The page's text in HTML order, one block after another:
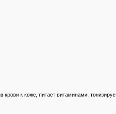
к коже, питает витаминами,